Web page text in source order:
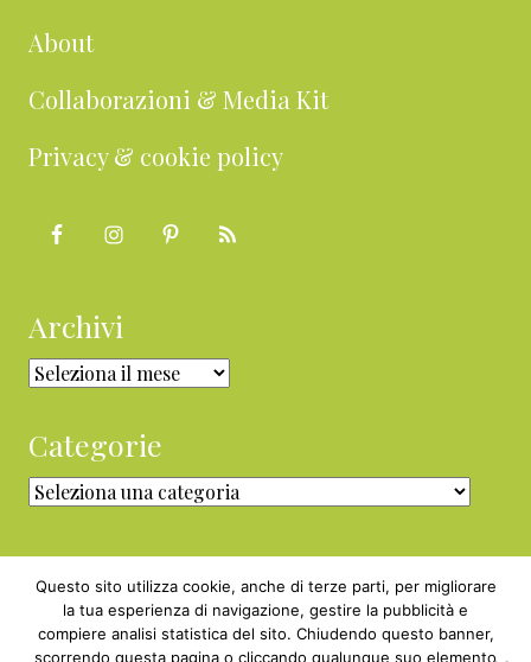
About
Collaborazioni & Media Kit
Privacy & cookie policy
Archivi
Archivi
Categorie
Categorie
Copyright © 2010 - 2026 BabyGreen™ ·
Questo sito utilizza cookie, anche di terze parti, per migliorare
la tua esperienza di navigazione, gestire la pubblicità e
compiere analisi statistica del sito. Chiudendo questo banner,
scorrendo questa pagina o cliccando qualunque suo elemento